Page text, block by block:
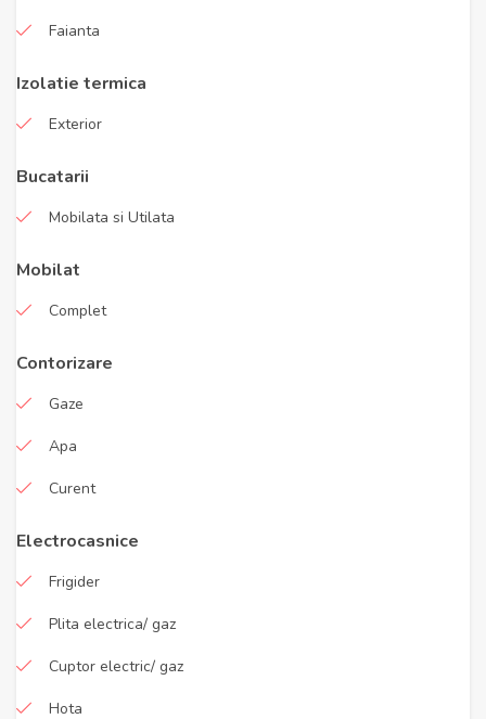
Faianta
Izolatie termica
Exterior
Bucatarii
Mobilata si Utilata
Mobilat
Complet
Contorizare
Gaze
Apa
Curent
Electrocasnice
Frigider
Plita electrica/ gaz
Cuptor electric/ gaz
Hota